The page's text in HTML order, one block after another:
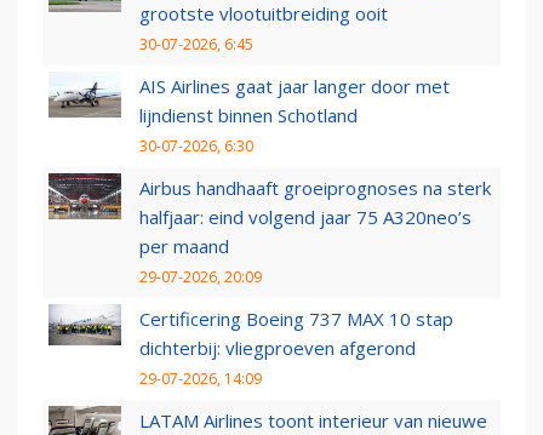
grootste vlootuitbreiding ooit
30-07-2026, 6:45
AIS Airlines gaat jaar langer door met
lijndienst binnen Schotland
30-07-2026, 6:30
Airbus handhaaft groeiprognoses na sterk
halfjaar: eind volgend jaar 75 A320neo’s
per maand
29-07-2026, 20:09
Certificering Boeing 737 MAX 10 stap
dichterbij: vliegproeven afgerond
29-07-2026, 14:09
LATAM Airlines toont interieur van nieuwe